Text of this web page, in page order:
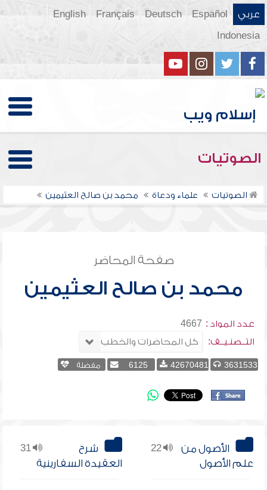
عربي Español
Deutsch
Français
English
Indonesia
الصوتيات
الصوتيات علماء ودعاة محمد بن صالح العثيمين
صفحة المحاضر
محمد بن صالح العثيمين
عدد المواد : 4667
التــصنـيــف:
3631533
42670481
6125 مفضلة
22
الأصول من
علم الأصول
31
شرح
العقيدة السفارينية